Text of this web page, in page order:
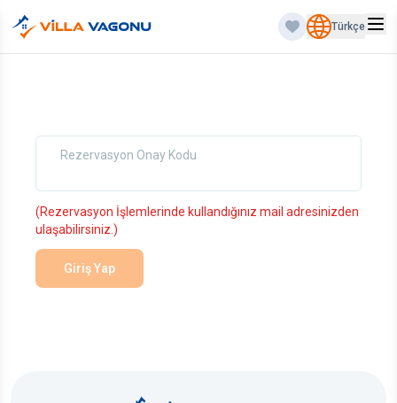
Türkçe
Rezervasyon Onay Kodu
(Rezervasyon İşlemlerinde kullandığınız mail adresinizden
ulaşabilirsiniz.)
Giriş Yap